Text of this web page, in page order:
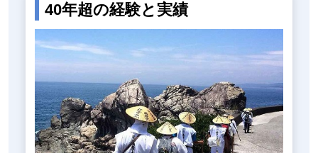
40年超の経験と実績